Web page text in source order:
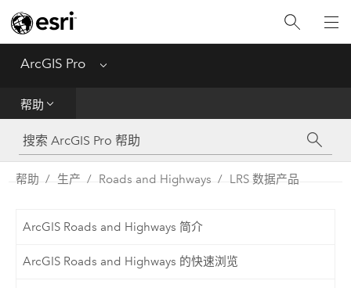
ArcGIS Pro Menu
帮助
工具参考
Python
帮助 生产 Roads and Highways LRS 数据产品
ArcGIS Roads and Highways 简介
ArcGIS Roads and Highways 的快速浏览